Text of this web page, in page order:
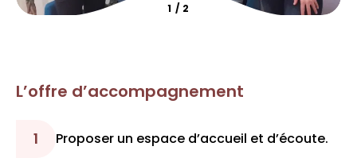
1 / 2
L’offre d’accompagnement
1 Proposer un espace d’accueil et d’écoute.